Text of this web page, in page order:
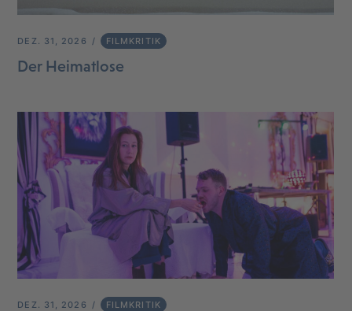
DEZ. 31, 2026 FILMKRITIK
Der Heimatlose
DEZ. 31, 2026 FILMKRITIK